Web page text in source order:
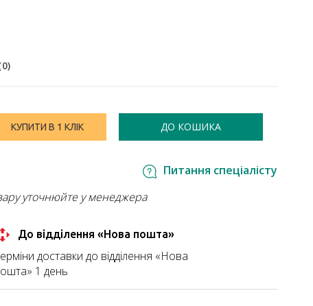
0)
КУПИТИ В 1 КЛІК ДО КОШИКА
Питання спеціалісту
уточнюйте у менеджера
До відділення «Нова пошта»
доставки до відділення «Нова
1 день